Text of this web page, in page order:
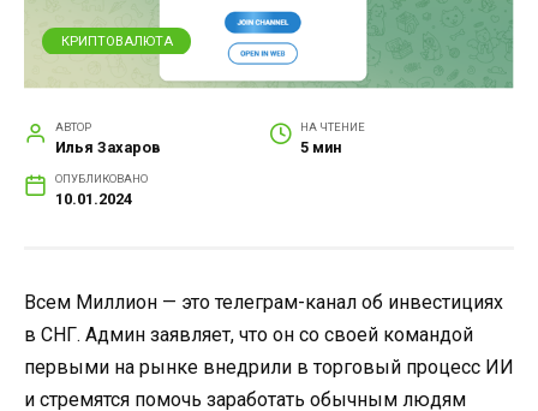
КРИПТОВАЛЮТА
АВТОР
Илья Захаров
НА ЧТЕНИЕ
5 мин
ОПУБЛИКОВАНО
10.01.2024
Всем Миллион — это телеграм-канал об инвестициях
в СНГ. Админ заявляет, что он со своей командой
первыми на рынке внедрили в торговый процесс ИИ
и стремятся помочь заработать обычным людям